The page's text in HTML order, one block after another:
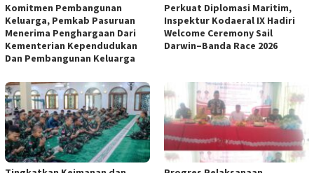
Komitmen Pembangunan
Keluarga, Pemkab Pasuruan
Menerima Penghargaan Dari
Kementerian Kependudukan
Dan Pembangunan Keluarga
Perkuat Diplomasi Maritim,
Inspektur Kodaeral IX Hadiri
Welcome Ceremony Sail
Darwin–Banda Race 2026